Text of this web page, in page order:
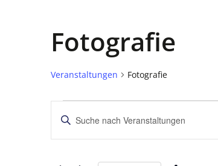
Fotografie
Veranstaltungen Fotografie
Veranstaltungen
Suche
Bitte
Schlüsselwort
Suche
Veranstaltungen